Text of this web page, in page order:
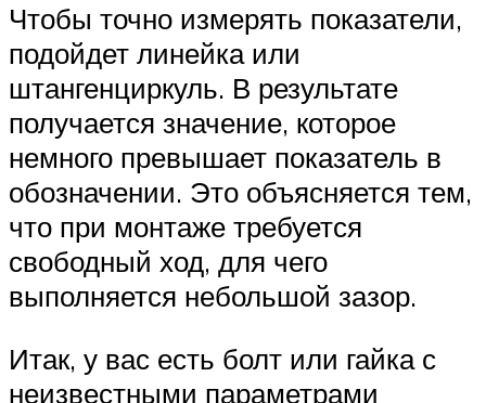
Чтобы точно измерять показатели,
подойдет линейка или
штангенциркуль. В результате
получается значение, которое
немного превышает показатель в
обозначении. Это объясняется тем,
что при монтаже требуется
свободный ход, для чего
выполняется небольшой зазор.
Итак, у вас есть болт или гайка с
неизвестными параметрами